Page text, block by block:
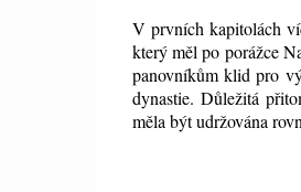
V prvních kapitolách
který měl po porážce
panovníkům klid pro
dynastie. Důležitá
měla být udržována